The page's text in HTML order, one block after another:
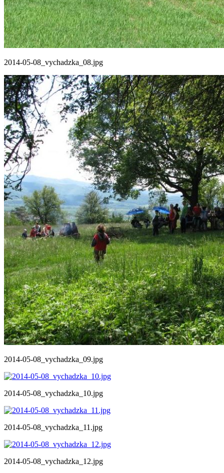
2014-05-08_vychadzka_08.jpg
2014-05-08_vychadzka_09.jpg
2014-05-08_vychadzka_10.jpg
2014-05-08_vychadzka_11.jpg
2014-05-08_vychadzka_12.jpg